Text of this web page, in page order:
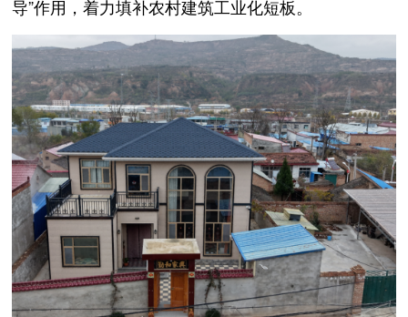
导”作用，着力填补农村建筑工业化短板。